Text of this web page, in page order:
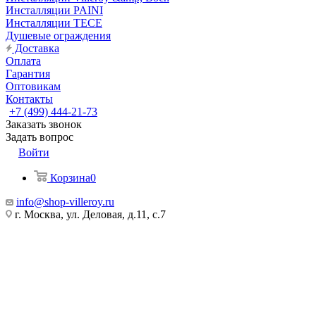
Инсталляции PAINI
Инсталляции TECE
Душевые ограждения
Доставка
Оплата
Гарантия
Оптовикам
Контакты
+7 (499) 444-21-73
Заказать звонок
Задать вопрос
Войти
Корзина0
info@shop-villeroy.ru
г. Москва, ул. Деловая, д.11, с.7